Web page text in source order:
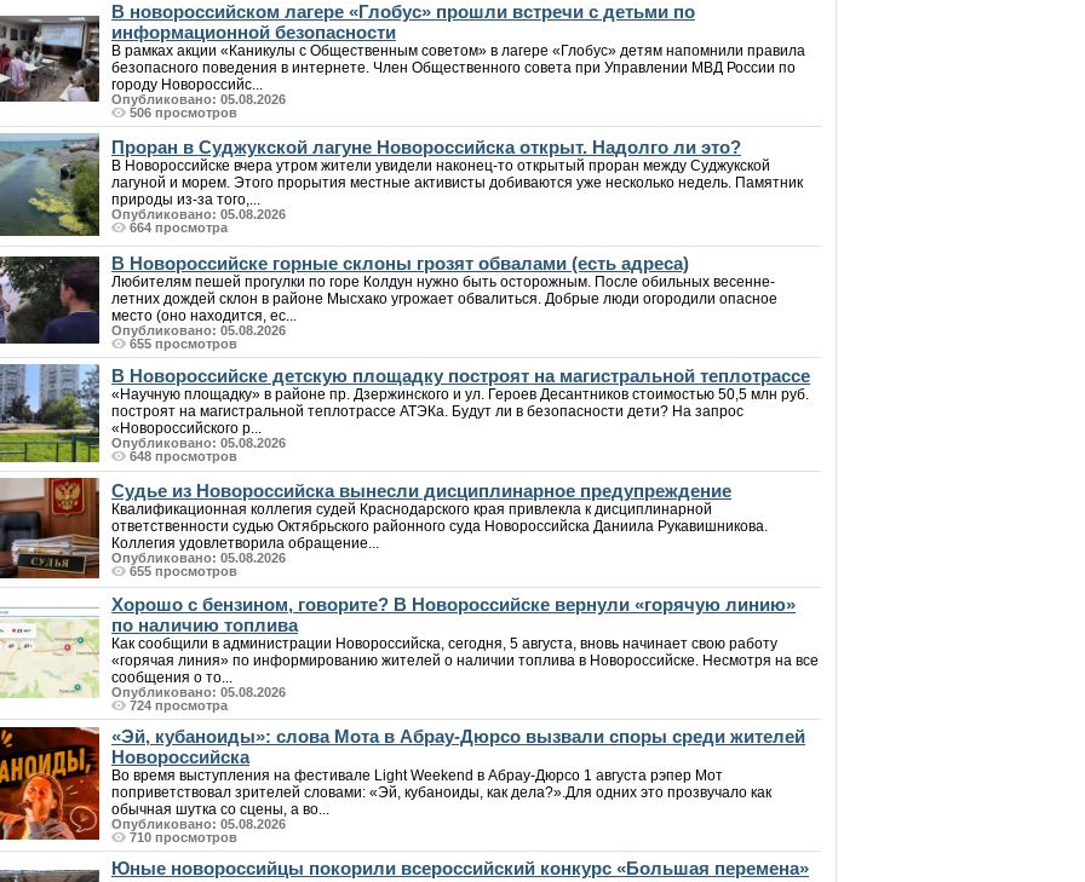
В новороссийском лагере «Глобус» прошли встречи с детьми по
информационной безопасности
В рамках акции «Каникулы с Общественным советом» в лагере «Глобус» детям напомнили правила
безопасного поведения в интернете. Член Общественного совета при Управлении МВД России по
городу Новороссийс...
Опубликовано: 05.08.2026
506 просмотров
Проран в Суджукской лагуне Новороссийска открыт. Надолго ли это?
В Новороссийске вчера утром жители увидели наконец-то открытый проран между Суджукской
лагуной и морем. Этого прорытия местные активисты добиваются уже несколько недель. Памятник
природы из-за того,...
Опубликовано: 05.08.2026
664 просмотра
В Новороссийске горные склоны грозят обвалами (есть адреса)
Любителям пешей прогулки по горе Колдун нужно быть осторожным. После обильных весенне-
летних дождей склон в районе Мысхако угрожает обвалиться. Добрые люди огородили опасное
место (оно находится, ес...
Опубликовано: 05.08.2026
655 просмотров
В Новороссийске детскую площадку построят на магистральной теплотрассе
«Научную площадку» в районе пр. Дзержинского и ул. Героев Десантников стоимостью 50,5 млн руб.
построят на магистральной теплотрассе АТЭКа. Будут ли в безопасности дети? На запрос
«Новороссийского р...
Опубликовано: 05.08.2026
648 просмотров
Судье из Новороссийска вынесли дисциплинарное предупреждение
Квалификационная коллегия судей Краснодарского края привлекла к дисциплинарной
ответственности судью Октябрьского районного суда Новороссийска Даниила Рукавишникова.
Коллегия удовлетворила обращение...
Опубликовано: 05.08.2026
655 просмотров
Хорошо с бензином, говорите? В Новороссийске вернули «горячую линию»
по наличию топлива
Как сообщили в администрации Новороссийска, сегодня, 5 августа, вновь начинает свою работу
«горячая линия» по информированию жителей о наличии топлива в Новороссийске. Несмотря на все
сообщения о то...
Опубликовано: 05.08.2026
724 просмотра
«Эй, кубаноиды»: слова Мота в Абрау-Дюрсо вызвали споры среди жителей
Новороссийска
Во время выступления на фестивале Light Weekend в Абрау-Дюрсо 1 августа рэпер Мот
поприветствовал зрителей словами: «Эй, кубаноиды, как дела?».Для одних это прозвучало как
обычная шутка со сцены, а во...
Опубликовано: 05.08.2026
710 просмотров
Юные новороссийцы покорили всероссийский конкурс «Большая перемена»